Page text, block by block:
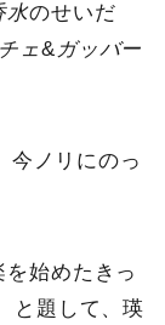
水のせいだ
ェ& ガッバー
今ノリにのっ
始めたきっ
と題して、瑛